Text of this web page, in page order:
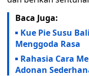
Baca Juga:
Kue Pie Susu
Menggoda Rasa
Rahasia Cara
Adonan